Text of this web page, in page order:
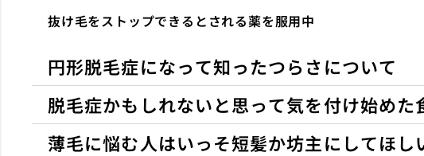
抜け毛をストップできるとされる薬を服用中
円形脱毛症になって知ったつらさについて
脱毛症かもしれないと思って気を付け始めた
薄毛に悩む人はいっそ短髪か坊主にしてほし